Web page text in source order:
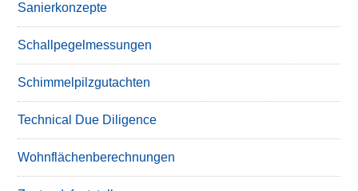
Sanierkonzepte
Schallpegelmessungen
Schimmelpilzgutachten
Technical Due Diligence
Wohnflächenberechnungen